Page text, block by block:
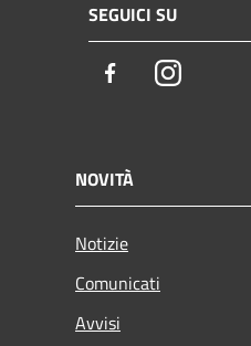
SEGUICI SU
FacebookInstagram
NOVITÀ
Notizie
Comunicati
Avvisi